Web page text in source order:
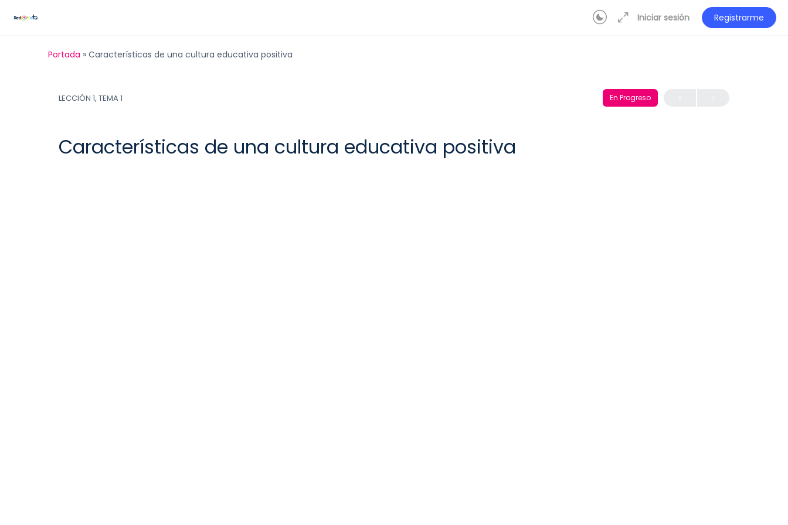
Iniciar sesión Registrarme
Portada » Características de una cultura educativa positiva
LECCIÓN 1, TEMA 1 En Progreso
Características de una cultura educativa positiva